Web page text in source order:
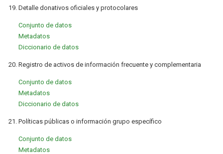
19. Detalle donativos oficiales y protocolares
Conjunto de datos
Metadatos
Diccionario de datos
20. Registro de activos de información frecuente y complementaria
Conjunto de datos
Metadatos
Diccionario de datos
21. Políticas públicas o información grupo específico
Conjunto de datos
Metadatos